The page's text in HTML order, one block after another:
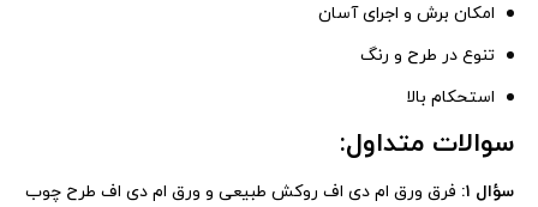
امکان برش و اجرای آسان
تنوع در طرح و رنگ
استحکام بالا
سوالات متداول:
سؤال ۱:
فرق ورق ام دی اف روکش طبیعی و ورق ام دی اف طرح چوب